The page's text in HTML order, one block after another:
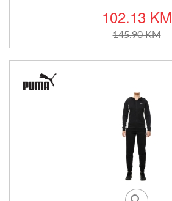
102.13 KM
145.90 KM